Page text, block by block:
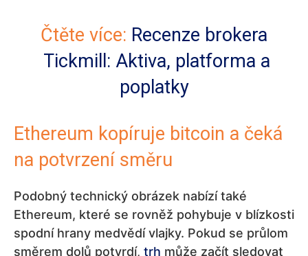
Čtěte více: Recenze brokera
Tickmill: Aktiva, platforma a
poplatky
Ethereum kopíruje bitcoin a čeká
na potvrzení směru
Podobný technický obrázek nabízí také
Ethereum, které se rovněž pohybuje v blízkosti
spodní hrany medvědí vlajky. Pokud se průlom
směrem dolů potvrdí, trh může začít sledovat